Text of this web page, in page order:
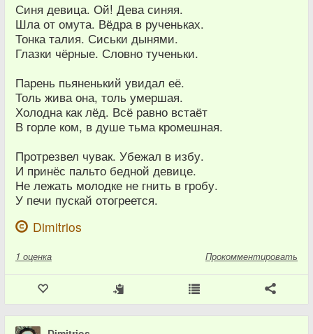
Синя девица. Ой! Дева синяя.
Шла от омута. Вёдра в рученьках.
Тонка талия. Сиськи дынями.
Глазки чёрные. Словно тученьки.
Парень пьяненький увидал её.
Толь жива она, толь умершая.
Холодна как лёд. Всё равно встаёт
В горле ком, в душе тьма кромешная.
Протрезвел чувак. Убежал в избу.
И принёс пальто бедной девице.
Не лежать молодке не гнить в гробу.
У печи пускай отогреется.
Dimitrios
1 оценка Прокомментировать